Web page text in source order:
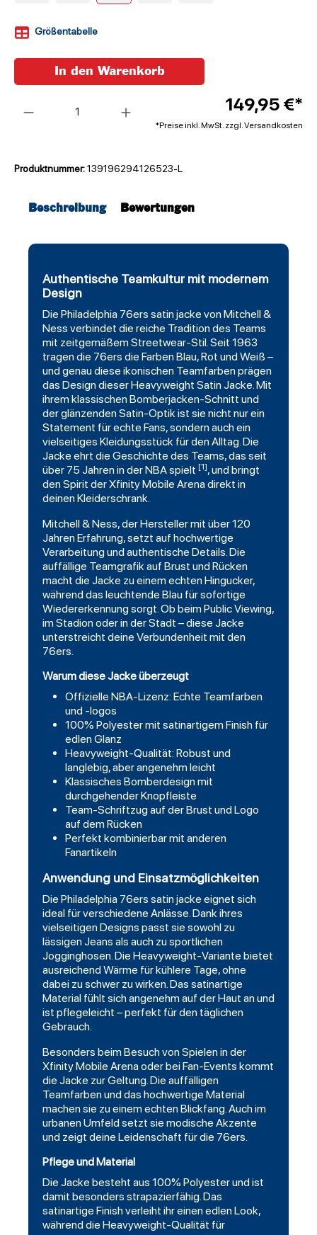
Größentabelle
149,95 €*
*Preise inkl. MwSt. zzgl. Versandkosten
In den Warenkorb
Produktnummer:139196294126523-L
Beschreibung Bewertungen
Authentische Teamkultur mit modernem
Design
Die Philadelphia 76ers satinjacke vonMitchell&
Ness verbindet die reiche Tradition des Teams
mit zeitgemäßem Streetwear-Stil. Seit 1963
tragen die 76ers die Farben Blau, Rot und Weiß –
und genau diese ikonischen Teamfarben prägen
das Design dieser Heavyweight Satin Jacke. Mit
ihrem klassischen Bomberjacken-Schnitt und
der glänzenden Satin-Optik ist sie nicht nur ein
Statement für echte Fans, sondern auch ein
vielseitiges Kleidungsstück für den Alltag. Die
Jacke ehrt die Geschichte des Teams, das seit
über 75 Jahren in der NBA spielt [1], und bringt
den Spirit der Xfinity Mobile Arena direkt in
deinen Kleiderschrank.
Mitchell & Ness, der Hersteller mit über 120
Jahren Erfahrung, setzt auf hochwertige
Verarbeitung und authentische Details. Die
auffällige Teamgrafik auf Brust und Rücken
macht die Jacke zu einem echten Hingucker,
während das leuchtende Blau für sofortige
Wiedererkennung sorgt. Ob beim Public Viewing,
im Stadion oder in der Stadt – diese Jacke
unterstreicht deine Verbundenheit mit den
76ers.
Warum diese Jacke überzeugt
Offizielle NBA-Lizenz: Echte Teamfarben
und -logos
100% Polyester mit satinartigem Finish für
edlen Glanz
Heavyweight-Qualität: Robust und
langlebig, aber angenehm leicht
Klassisches Bomberdesign mit
durchgehender Knopfleiste
Team-Schriftzug auf der Brust und Logo
auf dem Rücken
Perfekt kombinierbar mit anderen
Fanartikeln
Anwendung und Einsatzmöglichkeiten
Die Philadelphia 76ers satin jacke eignet sich
ideal für verschiedene Anlässe. Dank ihres
vielseitigen Designs passt sie sowohl zu
lässigen Jeans als auch zu sportlichen
Jogginghosen. Die Heavyweight-Variante bietet
ausreichend Wärme für kühlere Tage, ohne
dabei zu schwer zu wirken. Das satinartige
Material fühlt sich angenehm auf der Haut an und
ist pflegeleicht – perfekt für den täglichen
Gebrauch.
Besonders beim Besuch von Spielen in der
Xfinity Mobile Arena oder bei Fan-Events kommt
die Jacke zur Geltung. Die auffälligen
Teamfarben und das hochwertige Material
machen sie zu einem echten Blickfang. Auch im
urbanen Umfeld setzt sie modische Akzente
und zeigt deine Leidenschaft für die 76ers.
Pflege und Material
Die Jacke besteht aus 100% Polyester und ist
damit besonders strapazierfähig. Das
satinartige Finish verleiht ihr einen edlen Look,
während die Heavyweight-Qualität für